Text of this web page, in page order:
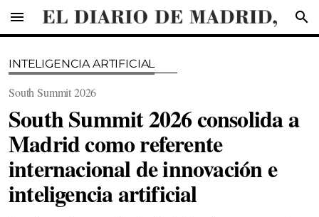
menu search
INTELIGENCIA ARTIFICIAL
South Summit 2026
South Summit 2026 consolida a
Madrid como referente
internacional de innovación e
inteligencia artificial